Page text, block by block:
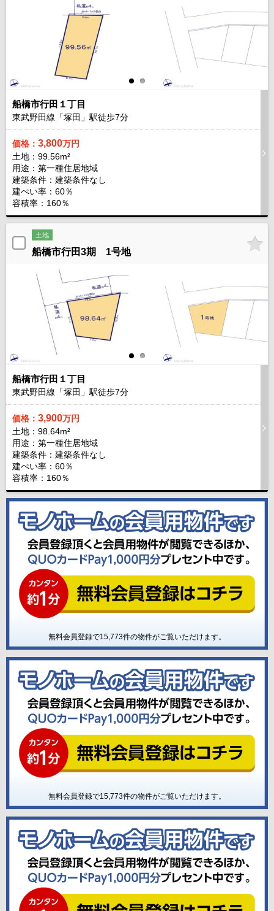
船橋市行田１丁目
東武野田線「塚田」駅徒歩7分
価格： 3,800万円
土地：99.56m²
用途：第一種住居地域
建築条件： 建築条件なし
建ぺい率：60％
容積率：160％
土地
船橋市行田3期 1号地
船橋市行田１丁目
東武野田線「塚田」駅徒歩7分
価格： 3,900万円
土地：98.64m²
用途：第一種住居地域
建築条件： 建築条件なし
建ぺい率：60％
容積率：160％
無料会員登録で15,773件の物件がご覧いただけます。
無料会員登録で15,773件の物件がご覧いただけます。